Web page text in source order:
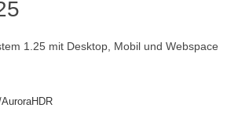
1.25 mit Desktop, Mobil und Webspace